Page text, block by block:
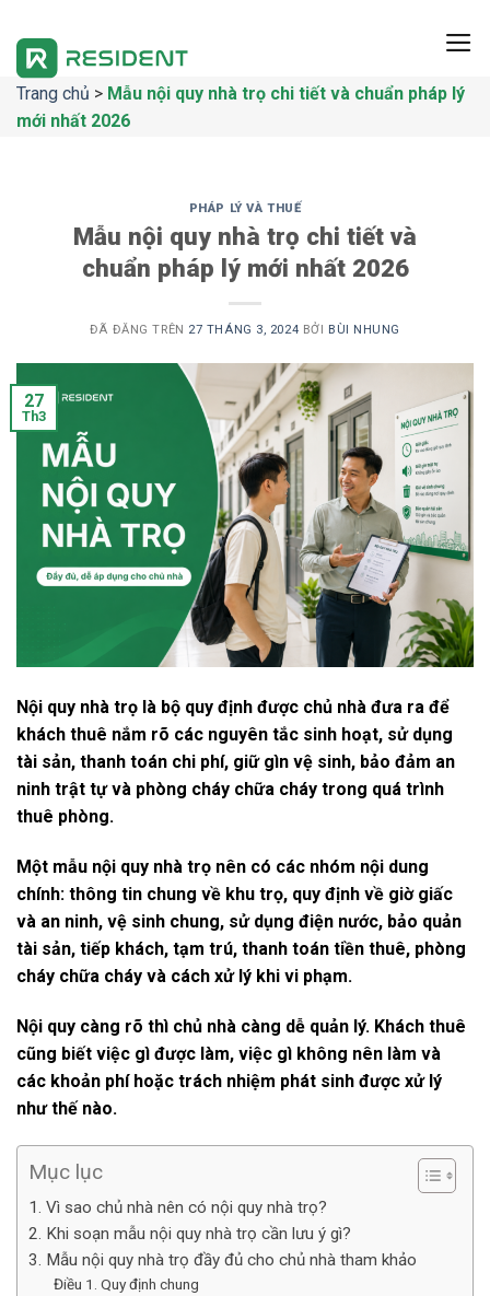
đến
nội
dungTrang chủ > Mẫu nội quy nhà trọ chi tiết và chuẩn pháp lý
mới nhất 2026
PHÁP LÝ VÀ THUẾ
Mẫu nội quy nhà trọ chi tiết và
chuẩn pháp lý mới nhất 2026
ĐÃ ĐĂNG TRÊN 27 THÁNG 3, 2024 BỞI BÙI NHUNG
27
Th3
Nội quy nhà trọ là bộ quy định được chủ nhà đưa ra để
khách thuê nắm rõ các nguyên tắc sinh hoạt, sử dụng
tài sản, thanh toán chi phí, giữ gìn vệ sinh, bảo đảm an
ninh trật tự và phòng cháy chữa cháy trong quá trình
thuê phòng.
Một mẫu nội quy nhà trọ nên có các nhóm nội dung
chính: thông tin chung về khu trọ, quy định về giờ giấc
và an ninh, vệ sinh chung, sử dụng điện nước, bảo quản
tài sản, tiếp khách, tạm trú, thanh toán tiền thuê, phòng
cháy chữa cháy và cách xử lý khi vi phạm.
Nội quy càng rõ thì chủ nhà càng dễ quản lý. Khách thuê
cũng biết việc gì được làm, việc gì không nên làm và
các khoản phí hoặc trách nhiệm phát sinh được xử lý
như thế nào.
Mục lục
1. Vì sao chủ nhà nên có nội quy nhà trọ?
2. Khi soạn mẫu nội quy nhà trọ cần lưu ý gì?
3. Mẫu nội quy nhà trọ đầy đủ cho chủ nhà tham khảo
Điều 1. Quy định chung